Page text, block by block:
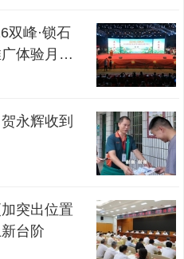
双峰·锁石
体验月盛
永辉收到
突出位置
台阶